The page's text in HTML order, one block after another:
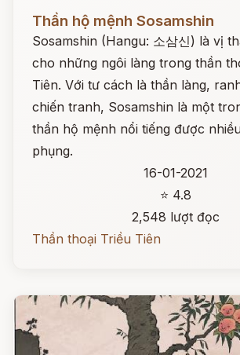
Đọc ngay
Thần hộ mệnh Sosamshin
Sosamshin (Hangu: 소삼신) là vị
cho những ngôi làng trong thần
Tiên. Với tư cách là thần làng,
chiến tranh, Sosamshin là một
thần hộ mệnh nổi tiếng được
phụng.
16-01-2021
⭐ 4.8
2,548 lượt đọc
Thần thoại Triều Tiên